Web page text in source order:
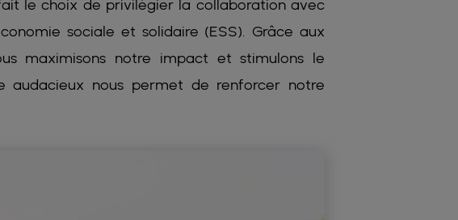
le choix de privilégier la collaboration avec
sociale et solidaire (ESS). Grâce aux
maximisons notre impact et stimulons le
audacieux nous permet de renforcer notre